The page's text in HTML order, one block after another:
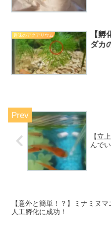
趣味のアクアリウム
【
ダカ
【立
んで
【意外と簡単！？】ミナミヌマ
人工孵化に成功！